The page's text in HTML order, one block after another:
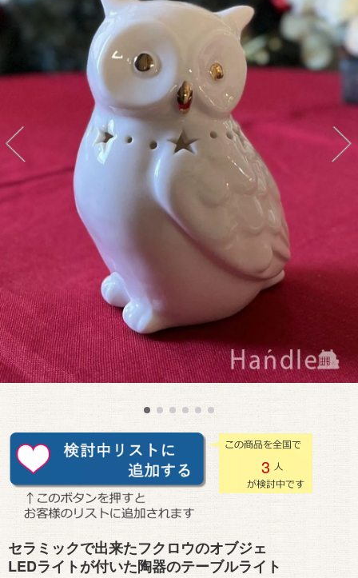
3
セラミックで出来たフクロウのオブジェ
LEDライトが付いた陶器のテーブルライト